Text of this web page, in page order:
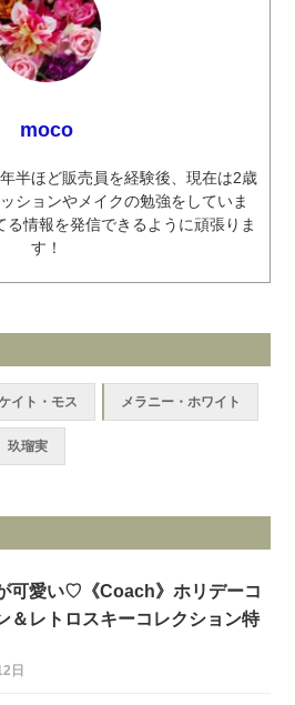
moco
半ほど販売員を経験後、現在は2歳
ションやメイクの勉強をしていま
情報を発信できるように頑張りま
す！
イト・モス メラニー・ホワイト
玖瑠実
可愛い♡《Coach》ホリデーコ
＆レトロスキーコレクション特
日